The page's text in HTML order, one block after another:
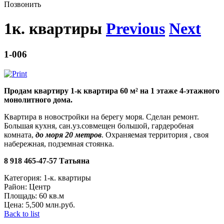
Позвонить
1к. квартиры Previous Next
1-006
Продам квартиру 1-к квартира 60 м² на 1 этаже 4-этажного
монолитного дома.
Квартира в новостройки на берегу моря. Сделан ремонт.
Большая кухня, сан.уз.совмещен большой, гардеробная
комната, до моря 20 метров. Охраняемая территория , своя
набережная, подземная стоянка.
8 918 465-47-57 Татьяна
Категория: 1-к. квартиры
Район: Центр
Площадь: 60 кв.м
Цена: 5,500 млн.руб.
Back to list